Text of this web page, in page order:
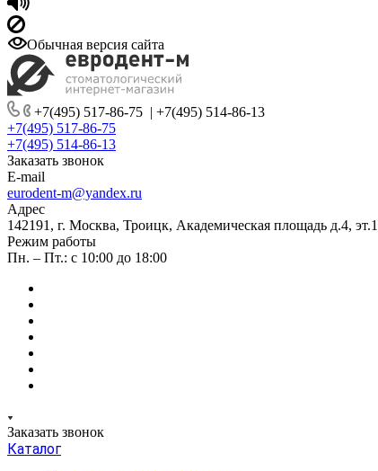
Обычная версия сайта
+7(495) 517-86-75 | +7(495) 514-86-13
+7(495) 517-86-75
+7(495) 514-86-13
Заказать звонок
E-mail
eurodent-m@yandex.ru
Адрес
142191, г. Москва, Троицк, Академическая площадь д.4,
Режим работы
Пн. – Пт.: с 10:00 до 18:00
Заказать звонок
Каталог